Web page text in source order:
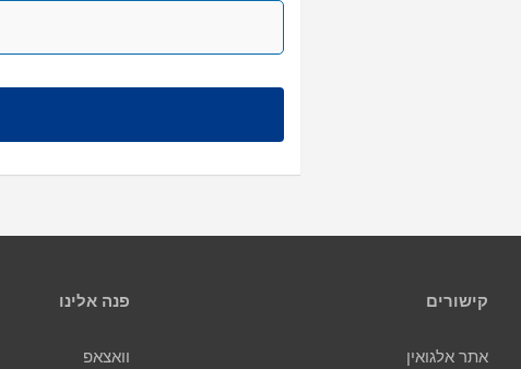
קישורים
אתר אלגואין
פנה אלינו
וואצאפ